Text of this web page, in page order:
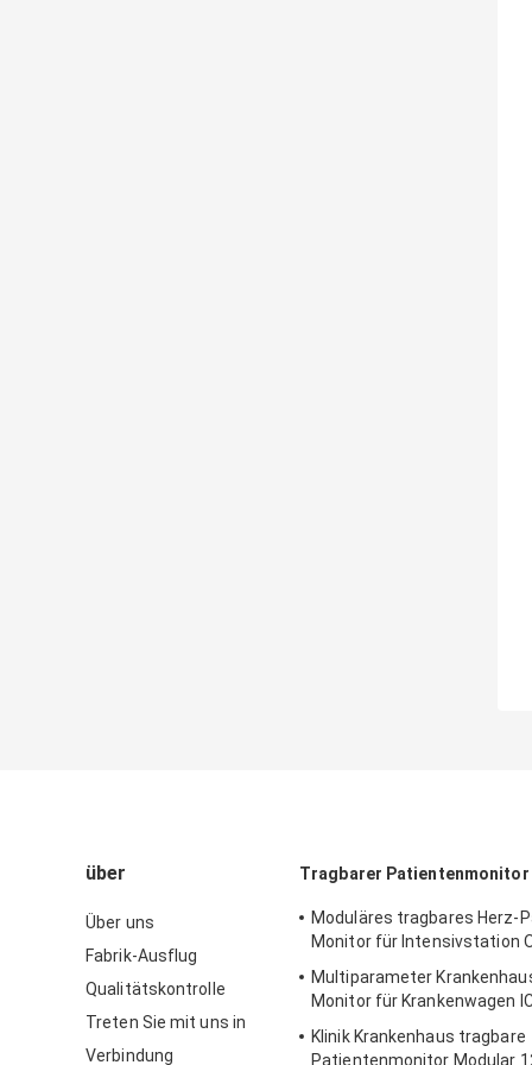
über
Über uns
Fabrik-Ausflug
Qualitätskontrolle
Treten Sie mit uns in
Verbindung
Tragbarer Patientenmonitor
Moduläres tragbares Herz-
Monitor für Intensivstation
Multiparameter
Monitor für Krankenwagen
Klinik Krankenhaus tragbare
Patientenmonitor Modular